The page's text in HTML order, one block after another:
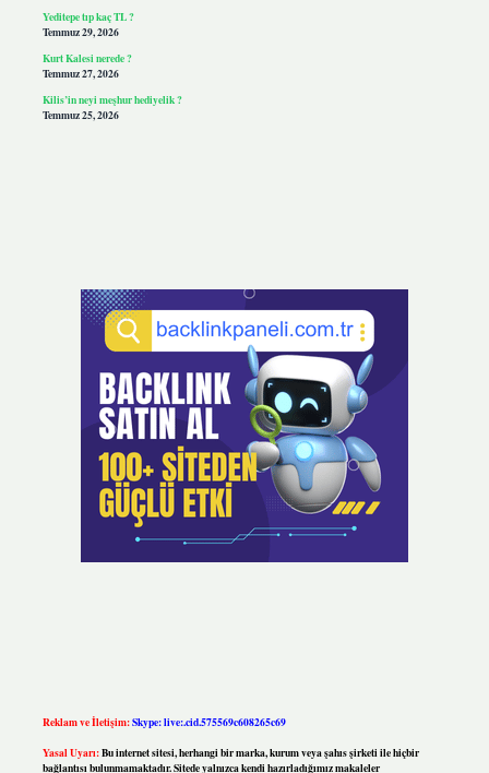
Yeditepe tıp kaç TL ?
Temmuz 29, 2026
Kurt Kalesi nerede ?
Temmuz 27, 2026
Kilis’in neyi meşhur hediyelik ?
Temmuz 25, 2026
Reklam ve İletişim:Skype: live:.cid.575569c608265c69
Yasal Uyarı:Bu internet sitesi, herhangi bir marka, kurum veya şahıs şirketi ile hiçbir
bağlantısı bulunmamaktadır. Sitede yalnızca kendi hazırladığımız makaleler